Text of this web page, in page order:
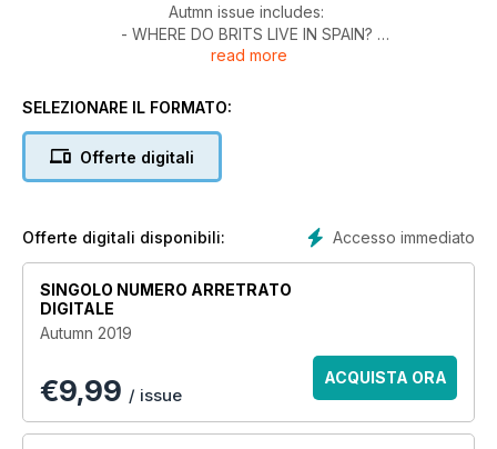
Autmn issue includes:
- WHERE DO BRITS LIVE IN SPAIN?
- JONNIE IN CYPRUS
- ALGARVE VS SPAIN
- BOSTON/CAPE COD
... and much more.
read more
SELEZIONARE IL FORMATO:
Offerte digitali
Accesso immediato
Offerte digitali disponibili:
SINGOLO NUMERO ARRETRATO
DIGITALE
Autumn 2019
€9,99 / issue
ACQUISTA ORA